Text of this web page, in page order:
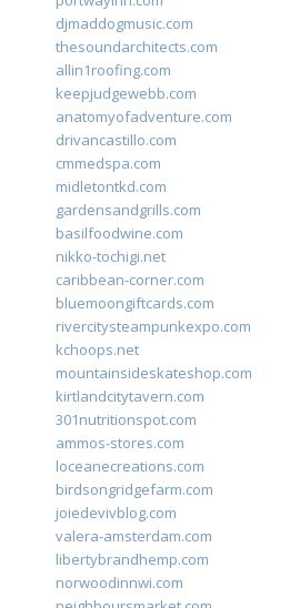
djmaddogmusic.com
thesoundarchitects.com
allin1roofing.com
keepjudgewebb.com
anatomyofadventure.com
drivancastillo.com
cmmedspa.com
midletontkd.com
gardensandgrills.com
basilfoodwine.com
nikko-tochigi.net
caribbean-corner.com
bluemoongiftcards.com
rivercitysteampunkexpo.com
kchoops.net
mountainsideskateshop.com
kirtlandcitytavern.com
301nutritionspot.com
ammos-stores.com
loceanecreations.com
birdsongridgefarm.com
joiedevivblog.com
valera-amsterdam.com
libertybrandhemp.com
norwoodinnwi.com